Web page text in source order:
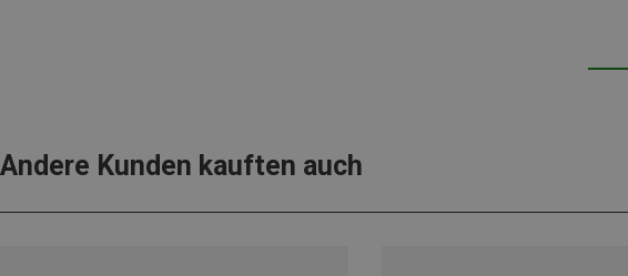
Andere Kunden kauften auch